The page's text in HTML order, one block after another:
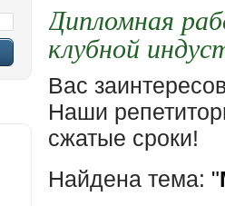
Дипломная
клубной
Вас
Наши
сжатые сроки!
Найдена тема: "